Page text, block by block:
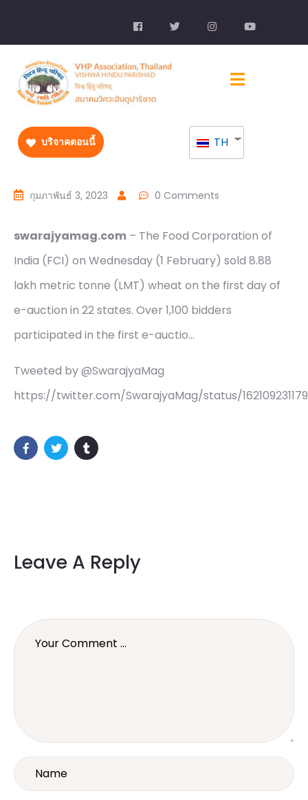
บริจาคตอนนี้ TH
กุมภาพันธ์ 3, 2023 0 Comments
swarajyamag.com – The Food Corporation of
India (FCI) on Wednesday (1 February) sold 8.88
lakh metric tonne (LMT) wheat on the first day of
e-auction in 22 states. Over 1,100 bidders
participated in the first e-auctio…
Tweeted by @SwarajyaMag
https://twitter.com/SwarajyaMag/status/
Leave A Reply